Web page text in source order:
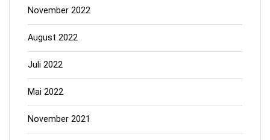
November 2022
August 2022
Juli 2022
Mai 2022
November 2021